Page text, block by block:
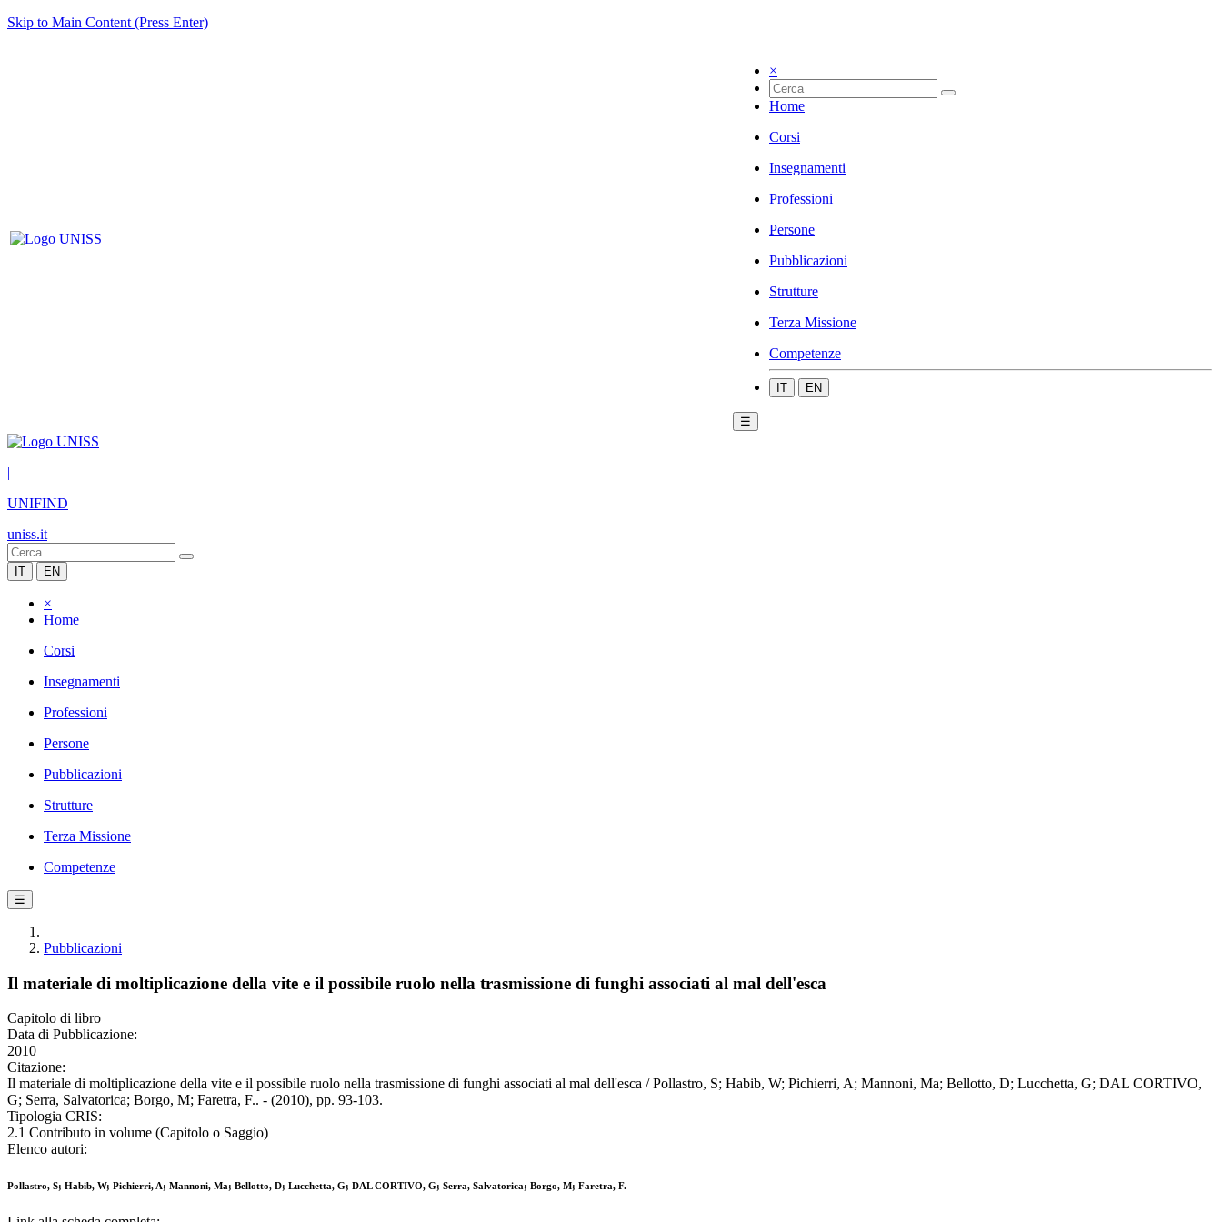
Skip to Main Content (Press Enter)
×
Home
Corsi
Insegnamenti
Professioni
Persone
Pubblicazioni
Strutture
Terza Missione
Competenze
IT EN
☰
|
UNIFIND
uniss.it
IT EN
×
Home
Corsi
Insegnamenti
Professioni
Persone
Pubblicazioni
Strutture
Terza Missione
Competenze
☰
Pubblicazioni
Il materiale di moltiplicazione della vite e il possibile ruolo nella trasmissione di funghi associati al mal dell'esca
Capitolo di libro
Data di Pubblicazione:
2010
Citazione:
Il materiale di moltiplicazione della vite e il possibile ruolo nella trasmissione di funghi associati al mal dell'esca / Pollastro, S; Habib, W; Pichierri, A; Mannoni, Ma; Bellotto, D; Lucchetta, G; DAL CORTIVO,
G; Serra, Salvatorica; Borgo, M; Faretra, F.. - (2010), pp. 93-103.
Tipologia CRIS:
2.1 Contributo in volume (Capitolo o Saggio)
Elenco autori:
Pollastro, S; Habib, W; Pichierri, A; Mannoni, Ma; Bellotto, D; Lucchetta, G; DAL CORTIVO, G; Serra, Salvatorica; Borgo, M; Faretra, F.